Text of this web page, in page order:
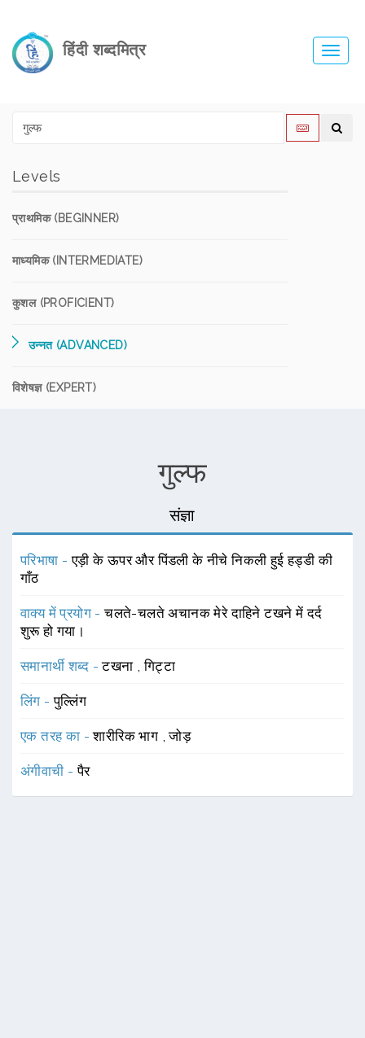
हिंदी शब्दमित्र
Levels
प्राथमिक (BEGINNER)
माध्यमिक (INTERMEDIATE)
कुशल (PROFICIENT)
उन्नत (ADVANCED)
विशेषज्ञ (EXPERT)
गुल्फ
संज्ञा
परिभाषा -एड़ी के ऊपर और पिंडली के नीचे निकली हुई हड्डी की
गाँठ
वाक्य में प्रयोग -चलते-चलते अचानक मेरे दाहिने टखने में दर्द
शुरू हो गया।
समानार्थी शब्द -टखना ,गिट्टा
लिंग -पुल्लिंग
एक तरह का -शारीरिक भाग ,जोड़
अंगीवाची -पैर